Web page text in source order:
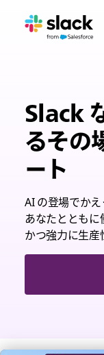
Slack
るその
ート
AI の登場でか
あなたととも
かつ強力に生産